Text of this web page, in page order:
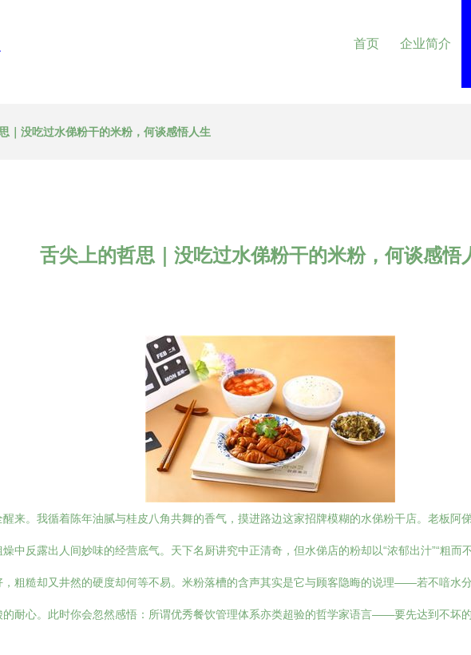
首页 企业简介
｜没吃过水俤粉干的米粉，何谈感悟人生
舌尖上的哲思｜没吃过水俤粉干的米粉，何谈感悟
来。我循着陈年油腻与桂皮八角共舞的香气，摸进路边这家招牌模糊的水俤粉干店。老板阿
反露出人间妙味的经营底气。天下名厨讲究中正清奇，但水俤店的粉却以“浓郁出汁”“粗而
粗糙却又井然的硬度却何等不易。米粉落槽的含声其实是它与顾客隐晦的说理——若不喑水
耐心。此时你会忽然感悟：所谓优秀餐饮管理体系亦类超验的哲学家语言——要先达到不坏